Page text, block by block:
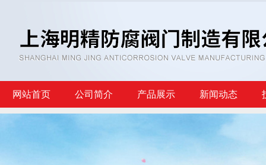
网站首页 公司简介 产品展示 新闻动态